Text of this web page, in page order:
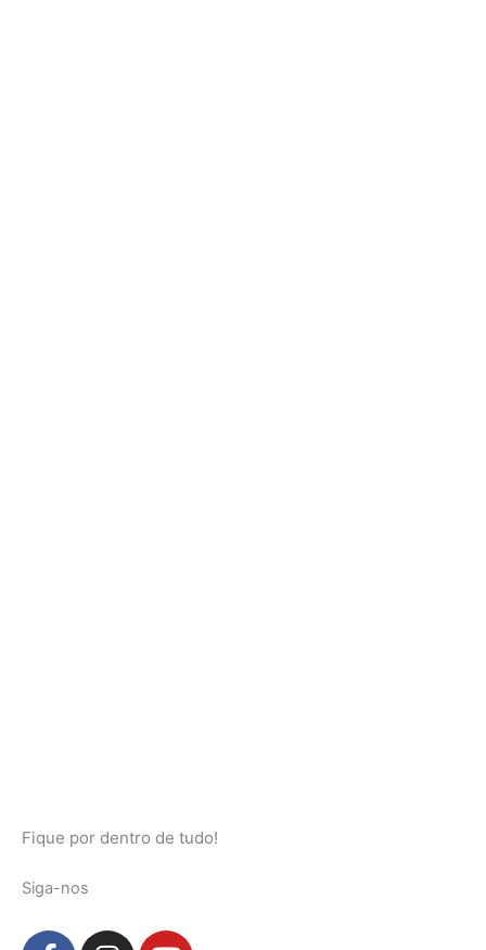
Fique por dentro de tudo!
Siga-nos
F
I
Y